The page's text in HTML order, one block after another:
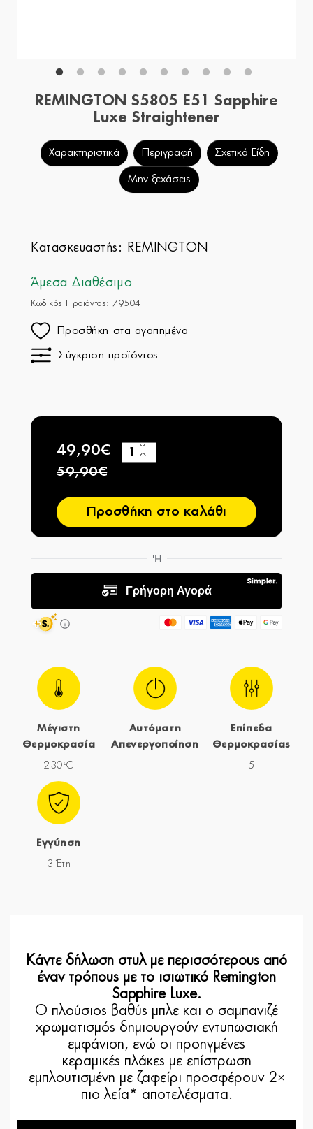
REMINGTON S5805 E51 Sapphire
Luxe Straightener
Χαρακτηριστικά Περιγραφή Σχετικά Είδη
Μην ξεχάσεις
Κατασκευαστής: REMINGTON
Άμεσα Διαθέσιμο
Κωδικός Προϊόντος: 79504
Προσθήκη στα αγαπημένα
Σύγκριση προϊόντος
49,90€
59,90€
−
+
Προσθήκη στο καλάθι
Μέγιστη
Θερμοκρασία
230ºC
Αυτόματη
Απενεργοποίηση
Επίπεδα
Θερμοκρασίας
5
Εγγύηση
3 Έτη
Κάντε δήλωση στυλ με περισσότερους από
έναν τρόπους με το ισιωτικό Remington
Sapphire Luxe.
Ο πλούσιος βαθύς μπλε και ο σαμπανιζέ
χρωματισμός δημιουργούν εντυπωσιακή
εμφάνιση, ενώ οι προηγμένες
κεραμικές πλάκες με επίστρωση
εμπλουτισμένη με ζαφείρι προσφέρουν 2×
πιο λεία* αποτελέσματα.